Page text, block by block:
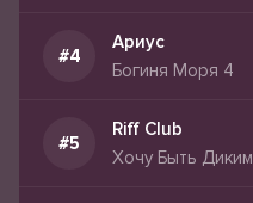
Ариус
Богиня Моря 4
Riff Club
Хочу Быть Диким